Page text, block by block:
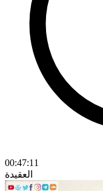
00:47:11
العقيدة